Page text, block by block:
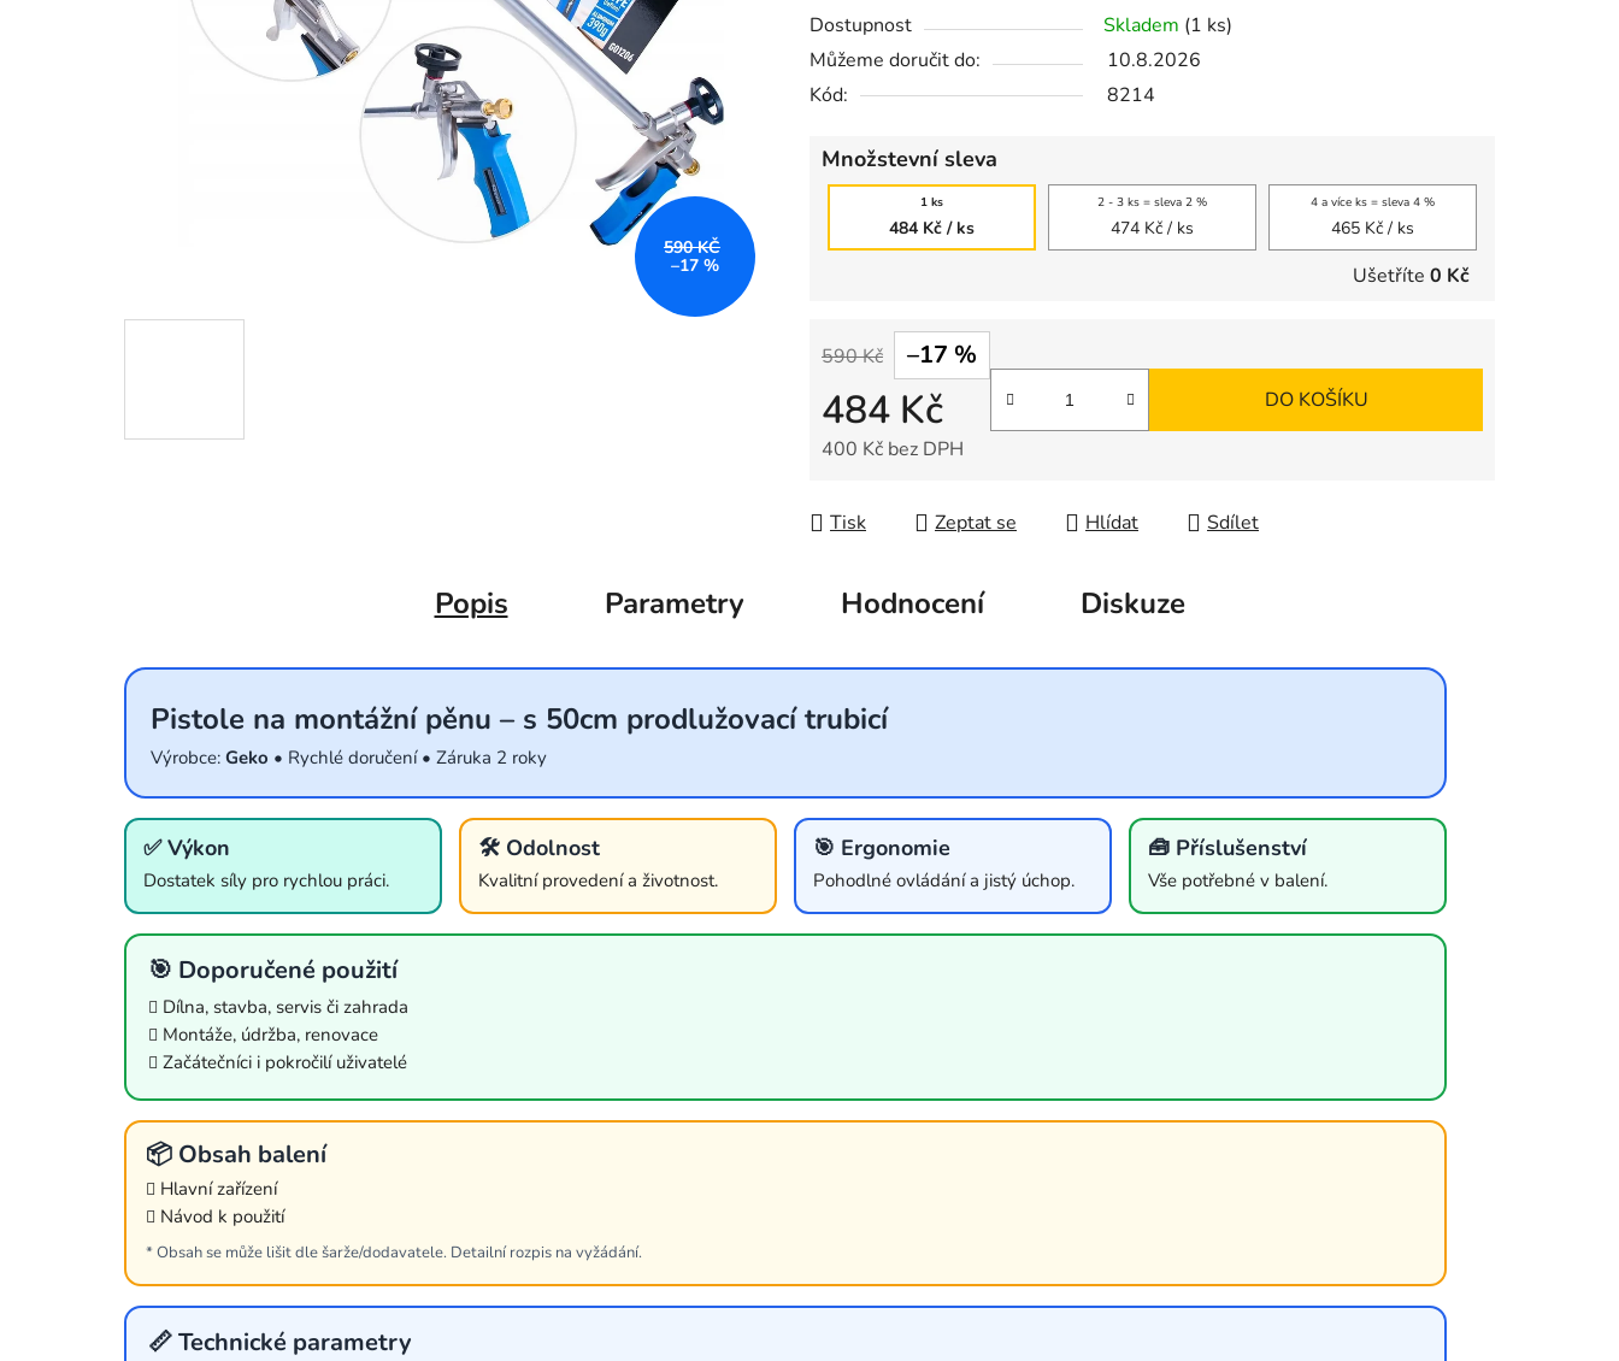
Dostupnost Skladem (1 ks)
Můžeme doručit do:
10.8.2026
Kód:
8214
Množstevní sleva
1 ks
484 Kč/ ks
2 - 3 ks = sleva 2 %
474 Kč/ ks
4 a více ks = sleva 4 %
465 Kč/ ks
Ušetříte 0 Kč
590 Kč –17 %
484 Kč
400 Kč bez DPH
DO KOŠÍKU
Tisk Zeptat se Hlídat Sdílet
590 KČ
–17 %
Popis Parametry Hodnocení Diskuze
Pistole na montážní pěnu – s 50cm prodlužovací trubicí
Výrobce: Geko • Rychlé doručení • Záruka 2 roky
✅ Výkon
Dostatek síly pro rychlou práci.
🛠️ Odolnost
Kvalitní provedení a životnost.
🎯 Ergonomie
Pohodlné ovládání a jistý úchop.
🧰 Příslušenství
Vše potřebné v balení.
🎯 Doporučené použití
Dílna, stavba, servis či zahrada
Montáže, údržba, renovace
Začátečníci i pokročilí uživatelé
📦 Obsah balení
Hlavní zařízení
Návod k použití
* Obsah se může lišit dle šarže/dodavatele. Detailní rozpis na vyžádání.
📏 Technické parametry